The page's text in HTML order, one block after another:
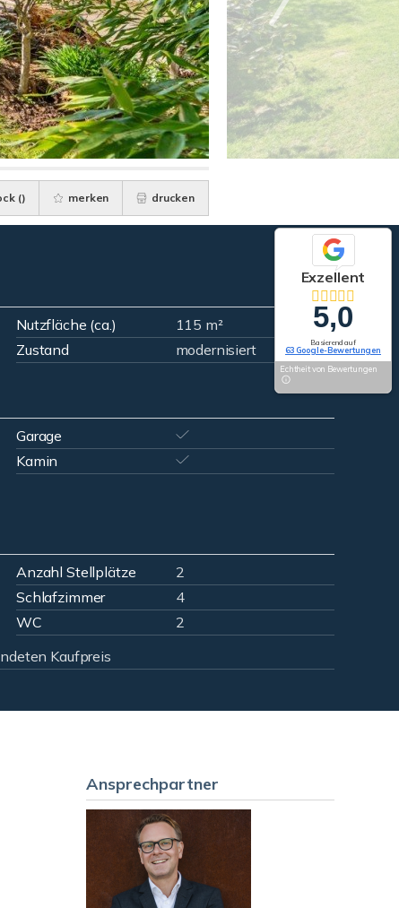
() merken drucken
Nutzfläche (ca.)
115 m²
Zustand modernisiert
Garage
Kamin
Anzahl Stellplätze
2
Schlafzimmer
4
WC
2
Kaufpreis
Ansprechpartner
Exzellent
5,0
Basierend auf
63 Google-Bewertungen
Echtheit von Bewertungen